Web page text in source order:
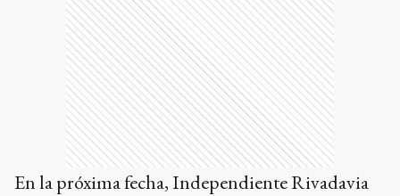
En la próxima fecha, Independiente Rivadavia